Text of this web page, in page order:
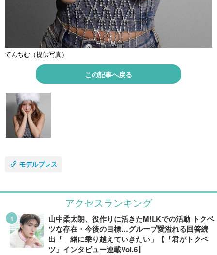
てんちむ（提供写真）
この記事へ戻る
モデルプレス
アクセスランキング
山中柔太朗、役作りに活きたM!LKでの活動 トクベ
ツな存在・今後の目標…グループ愛溢れる回答続
出「一緒に乗り越えていきたい」【「君がトクベ
ツ」インタビュー連載Vol.6】